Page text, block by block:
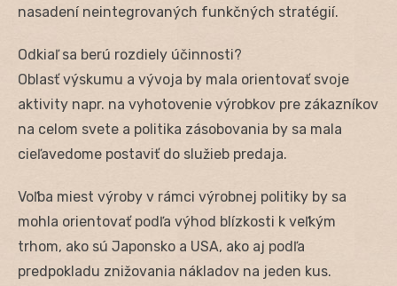
nasadení neintegrovaných funkčných stratégií.
Odkiaľ sa berú rozdiely účinnosti?
Oblasť výskumu a vývoja by mala orientovať svoje
aktivity napr. na vyhotovenie výrobkov pre zákazníkov
na celom svete a politika zásobovania by sa mala
cieľavedome postaviť do služieb predaja.
Voľba miest výroby v rámci výrobnej politiky by sa
mohla orientovať podľa výhod blízkosti k veľkým
trhom, ako sú Japonsko a USA, ako aj podľa
predpokladu znižovania nákladov na jeden kus.